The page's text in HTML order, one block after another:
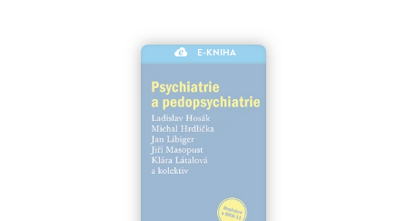
E-KNIHA